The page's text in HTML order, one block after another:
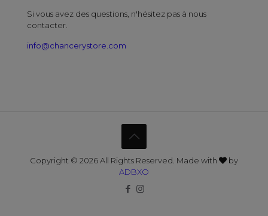
Si vous avez des questions, n'hésitez pas à nous
contacter.
info@chancerystore.com
Copyright © 2026 All Rights Reserved. Made with
by
ADBXO